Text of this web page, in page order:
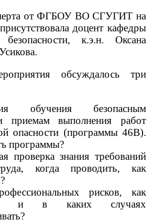
от ФГБОУ ВО СГУГИТ на
доцент кафедры
безопасности, к.э.н. Оксана
обсуждалось три
обучения безопасным
приемам выполнения работ
опасности (программы 46В).
программы?
проверка знания требований
когда проводить, как
рисков, как
и в каких случаях